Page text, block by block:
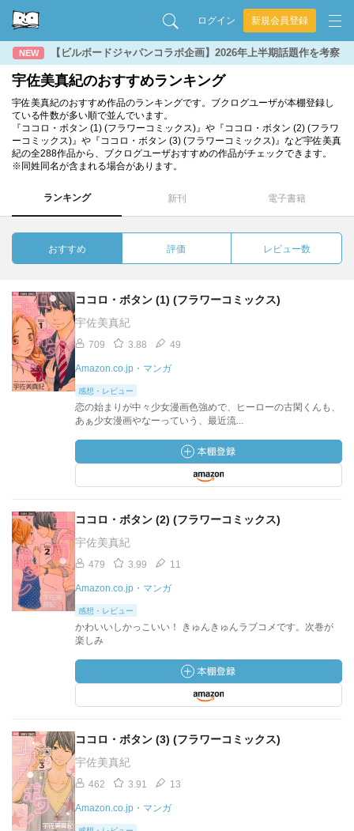
ログイン 新規会員登録
NEW 【ビルボードジャパンコラボ企画】2026年上半期話題作を考察
宇佐美真紀のおすすめランキング
宇佐美真紀のおすすめ作品のランキングです。ブクログユーザが本棚登録し
ている件数が多い順で並んでいます。
『ココロ・ボタン (1) (フラワーコミックス)』や『ココロ・ボタン (2) (フラワ
ーコミックス)』や『ココロ・ボタン (3) (フラワーコミックス)』など宇佐美真
紀の全288作品から、ブクログユーザおすすめの作品がチェックできます。
※同姓同名が含まれる場合があります。
ランキング 新刊 電子書籍
おすすめ 評価 レビュー数
ココロ・ボタン (1) (フラワーコミックス)
宇佐美真紀
709 3.88 49
Amazon.co.jp・マンガ
感想・レビュー
恋の始まりが中々少女漫画色強めで、ヒーローの古閑くんも、
あぁ少女漫画やなーっていう、最近流...
ココロ・ボタン (2) (フラワーコミックス)
宇佐美真紀
479 3.99 11
Amazon.co.jp・マンガ
感想・レビュー
かわいいしかっこいい！ きゅんきゅんラブコメです。次巻が
楽しみ
ココロ・ボタン (3) (フラワーコミックス)
宇佐美真紀
462 3.91 13
Amazon.co.jp・マンガ